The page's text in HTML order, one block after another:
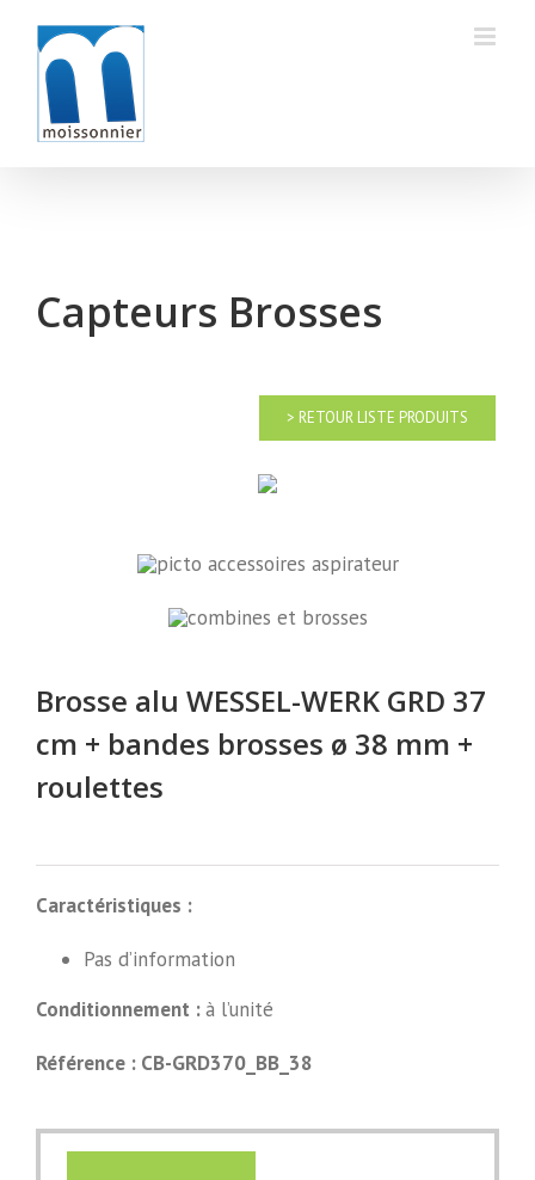
content
Capteurs Brosses
> RETOUR LISTE PRODUITS
Brosse alu WESSEL-WERK GRD 37
cm + bandes brosses ø 38 mm +
roulettes
Caractéristiques :
Pas d’information
Conditionnement :à l’unité
Référence : CB-GRD370_BB_38